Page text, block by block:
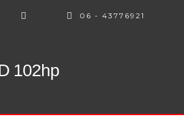
06 - 43776921
102hp